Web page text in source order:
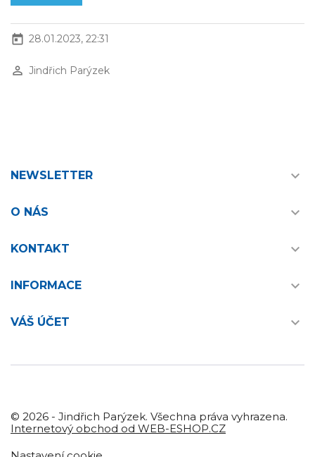
today 28.01.2023, 22:31
perm_identity Jindřich Parýzek
NEWSLETTER 
O NÁS 
KONTAKT 
INFORMACE 
VÁŠ ÚČET 
© 2026 - Jindřich Parýzek. Všechna práva vyhrazena.
Internetový obchod od WEB-ESHOP.CZ